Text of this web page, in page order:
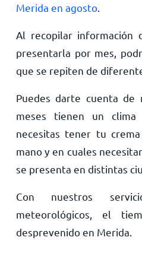
Merida en agosto.
Al recopilar información
presentarla por mes,
que se repiten de
Puedes darte cuenta de
meses tienen un clima
necesitas tener tu
mano y en cuales
se presenta en distintas
Con nuestros
meteorológicos, el
desprevenido en Merida.